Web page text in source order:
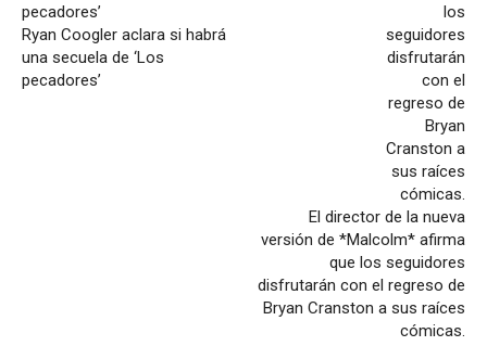
Ryan Coogler aclara si habrá
una secuela de ‘Los
pecadores’
El director de la nueva
versión de *Malcolm* afirma
que los seguidores
disfrutarán con el regreso de
Bryan Cranston a sus raíces
cómicas.